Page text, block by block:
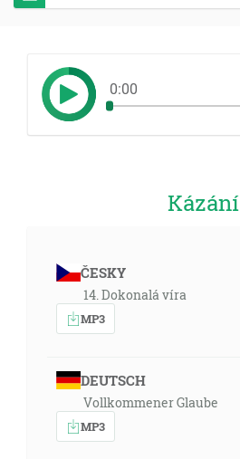
0:00
Kázání
ČESKY
14. Dokonalá víra
MP3
DEUTSCH
Vollkommener Glaube
MP3